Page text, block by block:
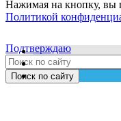
Нажимая на кнопку, вы
Политикой
Подтверждаю
Поиск по сайту